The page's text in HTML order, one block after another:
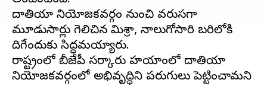
దాతియా నియోజకవర్గం నుంచి వరుసగా
మూడుసార్లు గెలిచిన మిశ్రా, నాలుగోసారి బరిలోకి
దిగేందుకు సిద్ధమయ్యారు.
రాష్ట్రంలో బీజేపీ సర్కారు హయాంలో దాతియా
నియోజకవర్గంలో అభివృద్ధిని పరుగులు పెట్టించామని